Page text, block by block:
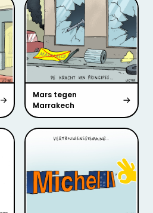
Mars tegen
Marrakech